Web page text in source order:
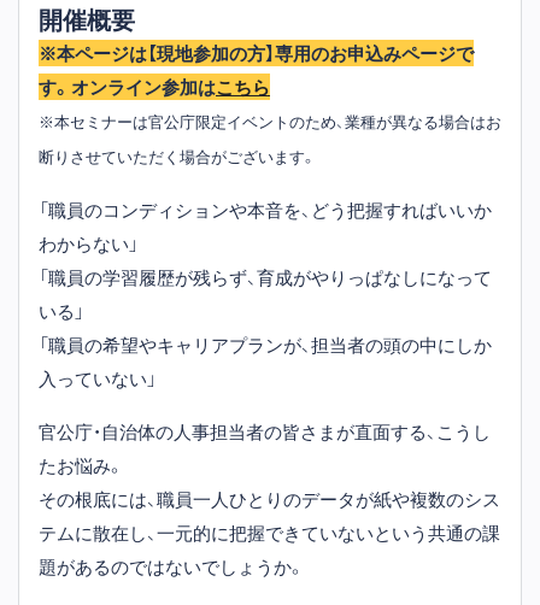
開催概要
※本ページは【現地参加の方】専用のお申込みページで
す。オンライン参加はこちら
※本セミナーは官公庁限定イベントのため、業種が異なる場合はお
断りさせていただく場合がございます。
「職員のコンディションや本音を、どう把握すればいいか
わからない」
「職員の学習履歴が残らず、育成がやりっぱなしになって
いる」
「職員の希望やキャリアプランが、担当者の頭の中にしか
入っていない」
官公庁・自治体の人事担当者の皆さまが直面する、こうし
たお悩み。
その根底には、職員一人ひとりのデータが紙や複数のシス
テムに散在し、一元的に把握できていないという共通の課
題があるのではないでしょうか。